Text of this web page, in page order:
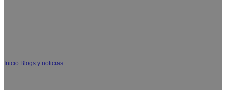
Inicio Blogs y noticias